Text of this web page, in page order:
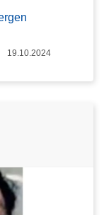
19.10.2024